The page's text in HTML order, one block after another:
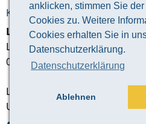
anklicken, stimmen Sie
Cookies zu. Weitere
Cookies erhalten Sie in
Datenschutzerklärung.
Datenschutzerklärung
Ablehnen
KONTAKTDATEN
Landratsamt Altenburger
Lindenaustraße 9
04600 Altenburg
Landrat
Uwe Melzer